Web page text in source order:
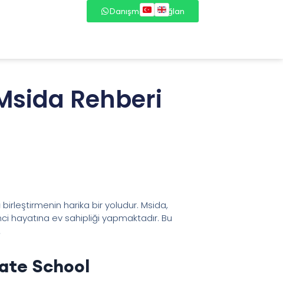
Danışmana Bağlan
Rehberi
harika bir yoludur. Msida,
hayatına ev sahipliği yapmaktadır. Bu
School